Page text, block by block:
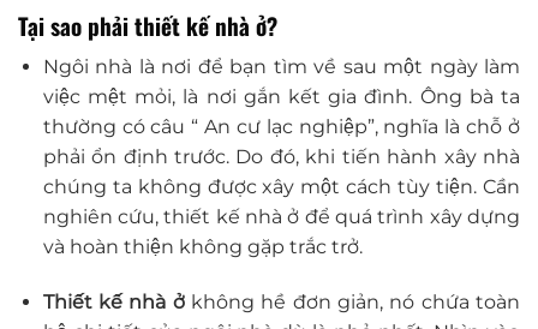
Tại sao phải thiết kế nhà ở?
Ngôi nhà là nơi để bạn tìm về sau một ngày làm
việc mệt mỏi, là nơi gắn kết gia đình. Ông bà ta
thường có câu “ An cư lạc nghiệp”, nghĩa là chỗ ở
phải ổn định trước. Do đó, khi tiến hành xây nhà
chúng ta không được xây một cách tùy tiện. Cần
nghiên cứu, thiết kế nhà ở để quá trình xây dựng
và hoàn thiện không gặp trắc trở.
Thiết kế nhà ở không hề đơn giản, nó chứa toàn